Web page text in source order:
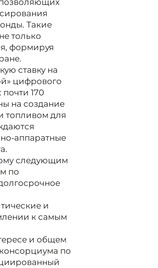
позволяющих
Такие
только
формируя
ставку на
цифрового
170
на создание
топливом для
аппаратные
следующим
по
и
к самым
и общем
по